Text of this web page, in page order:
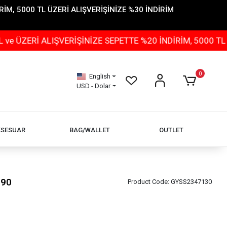
5000 TL ÜZERİ ALIŞVERİŞİNİZE %30 İNDİRİM
SEPETTE %20 İNDİRİM, 5000 TL ÜZERİ
English
USD - Dolar
0
BAG/WALLET OUTLET
Product Code: GYSS2347130